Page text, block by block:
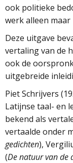
ook politieke
werk alleen
Deze uitgave
vertaling van de
ook de
uitgebreide
Piet Schrijvers
Latijnse taal- en
bekend als
vertaalde onder
gedichten),
(De natuur van de